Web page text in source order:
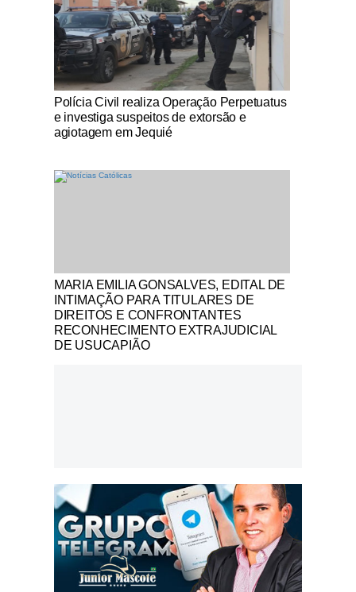
Notícias Católicas
Polícia Civil realiza Operação Perpetuatus
e investiga suspeitos de extorsão e
agiotagem em Jequié
Notícias Católicas
MARIA EMILIA GONSALVES, EDITAL DE
INTIMAÇÃO PARA TITULARES DE
DIREITOS E CONFRONTANTES
RECONHECIMENTO EXTRAJUDICIAL
DE USUCAPIÃO